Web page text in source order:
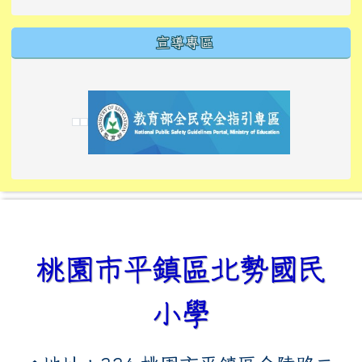
宣導專區
link to https://
link to https://10000.gov.tw/
link to https://
link to https://10000.gov.tw/
link to https://
link to https://
link to https://i.win.org.tw/
link to https://
link to https://
link to https://
link to https://
桃園市平鎮區北勢國民
小學